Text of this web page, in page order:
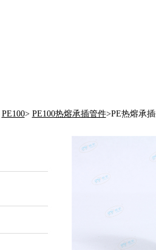
PE100> PE100热熔承插管件>PE热熔承